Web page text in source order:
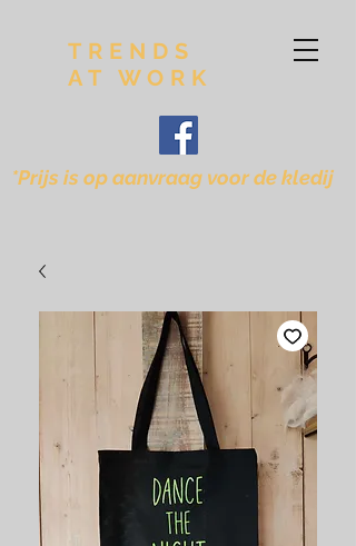
TRENDS
AT WORK
*Prijs is op aanvraag voor de kledij